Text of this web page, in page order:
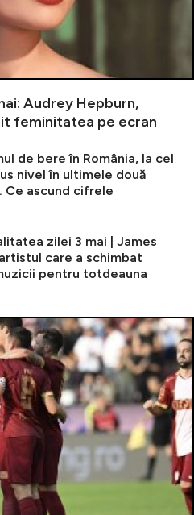
Audrey Hepburn,
feminitatea pe ecran
de bere în România, la cel
nivel în ultimele două
Ce ascund cifrele
zilei 3 mai | James
care a schimbat
pentru totdeauna